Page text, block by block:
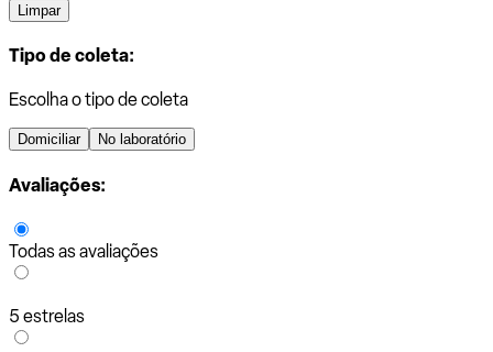
Limpar
Tipo de coleta:
Escolha o tipo de coleta
Domiciliar No laboratório
Avaliações:
Todas as avaliações
5 estrelas